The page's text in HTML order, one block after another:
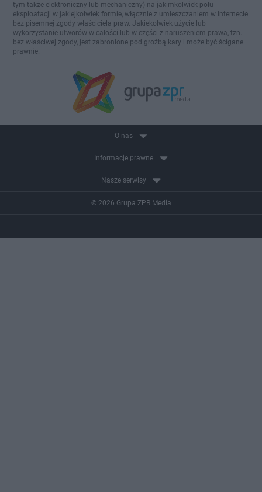
tym także elektroniczny lub mechaniczny) na jakimkolwiek polu
eksploatacji w jakiejkolwiek formie, włącznie z umieszczaniem w Internecie
bez pisemnej zgody właściciela praw. Jakiekolwiek użycie lub
wykorzystanie utworów w całości lub w części z naruszeniem prawa, tzn.
bez właściwej zgody, jest zabronione pod groźbą kary i może być ścigane
prawnie.
O nas
Informacje prawne
Nasze serwisy
© 2026 Grupa ZPR Media